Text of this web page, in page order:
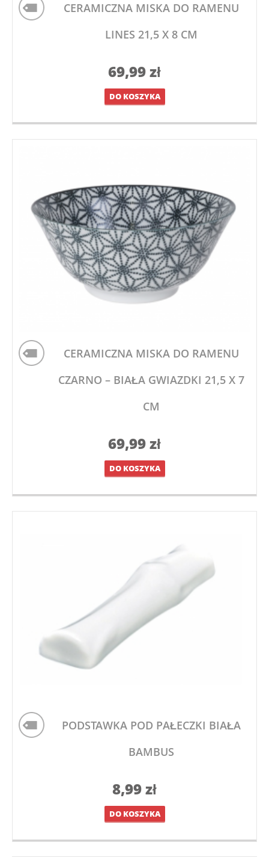
CERAMICZNA MISKA DO RAMENU
LINES 21,5 X 8 CM
69,99zł
DO KOSZYKA
CERAMICZNA MISKA DO RAMENU
CZARNO – BIAŁA GWIAZDKI 21,5 X 7
CM
69,99zł
DO KOSZYKA
PODSTAWKA POD PAŁECZKI BIAŁA
BAMBUS
8,99zł
DO KOSZYKA